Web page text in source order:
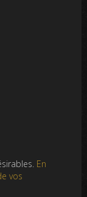
En
vos